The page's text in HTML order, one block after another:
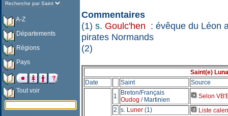
A-Z
Départements
Régions
Pays
Tout voir
Commentaires
(1) s. Goulc'hen : évêque du Léon
pirates Normands
(2)
Saint(e)
Date
Saint Source
1
Breton/Français
Oudog / Martinien
Selon
2 s. Luner (1)
Liste